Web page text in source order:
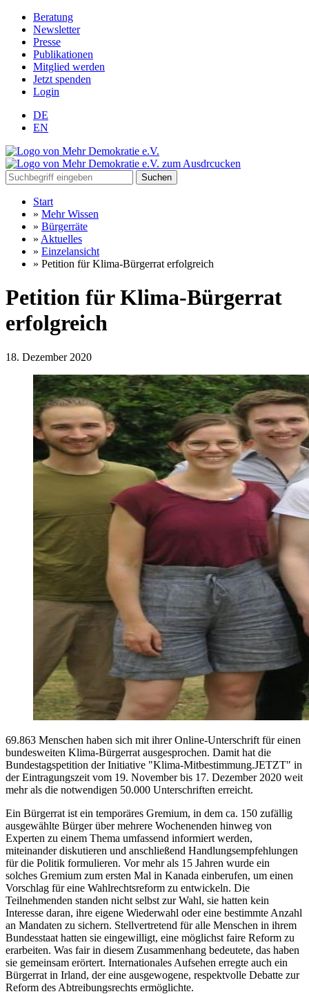
Beratung
Newsletter
Presse
Publikationen
Mitglied werden
Jetzt spenden
Login
DE
EN
Suchen
Start
» Mehr Wissen
» Bürgerräte
» Aktuelles
» Einzelansicht
» Petition für Klima-Bürgerrat erfolgreich
Petition für Klima-Bürgerrat
erfolgreich
18. Dezember 2020
69.863 Menschen haben sich mit ihrer Online-Unterschrift für einen
bundesweiten Klima-Bürgerrat ausgesprochen. Damit hat die
Bundestagspetition der Initiative "Klima-Mitbestimmung.JETZT" in
der Eintragungszeit vom 19. November bis 17. Dezember 2020 weit
mehr als die notwendigen 50.000 Unterschriften erreicht.
Ein Bürgerrat ist ein temporäres Gremium, in dem ca. 150 zufällig
ausgewählte Bürger über mehrere Wochenenden hinweg von
Experten zu einem Thema umfassend informiert werden,
miteinander diskutieren und anschließend Handlungsempfehlungen
für die Politik formulieren. Vor mehr als 15 Jahren wurde ein
solches Gremium zum ersten Mal in Kanada einberufen, um einen
Vorschlag für eine Wahlrechtsreform zu entwickeln. Die
Teilnehmenden standen nicht selbst zur Wahl, sie hatten kein
Interesse daran, ihre eigene Wiederwahl oder eine bestimmte Anzahl
an Mandaten zu sichern. Stellvertretend für alle Menschen in ihrem
Bundesstaat hatten sie eingewilligt, eine möglichst faire Reform zu
erarbeiten. Was fair in diesem Zusammenhang bedeutete, das haben
sie gemeinsam erörtert. Internationales Aufsehen erregte auch ein
Bürgerrat in Irland, der eine ausgewogene, respektvolle Debatte zur
Reform des Abtreibungsrechts ermöglichte.